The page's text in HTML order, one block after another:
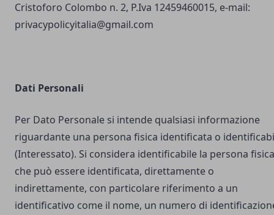
Cristoforo Colombo n. 2, P.Iva 12459460015, e-mail:
privacypolicyitalia@gmail.com
Dati Personali
Per Dato Personale si intende qualsiasi informazione
riguardante una persona fisica identificata o
(Interessato). Si considera identificabile la persona fisica
che può essere identificata, direttamente o
indirettamente, con particolare riferimento a un
identificativo come il nome, un numero di